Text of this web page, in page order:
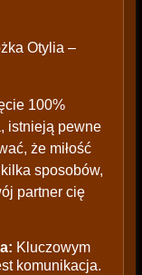
Otylia –
100%
istnieją pewne
że miłość
sposobów,
partner cię
Kluczowym
komunikacja.